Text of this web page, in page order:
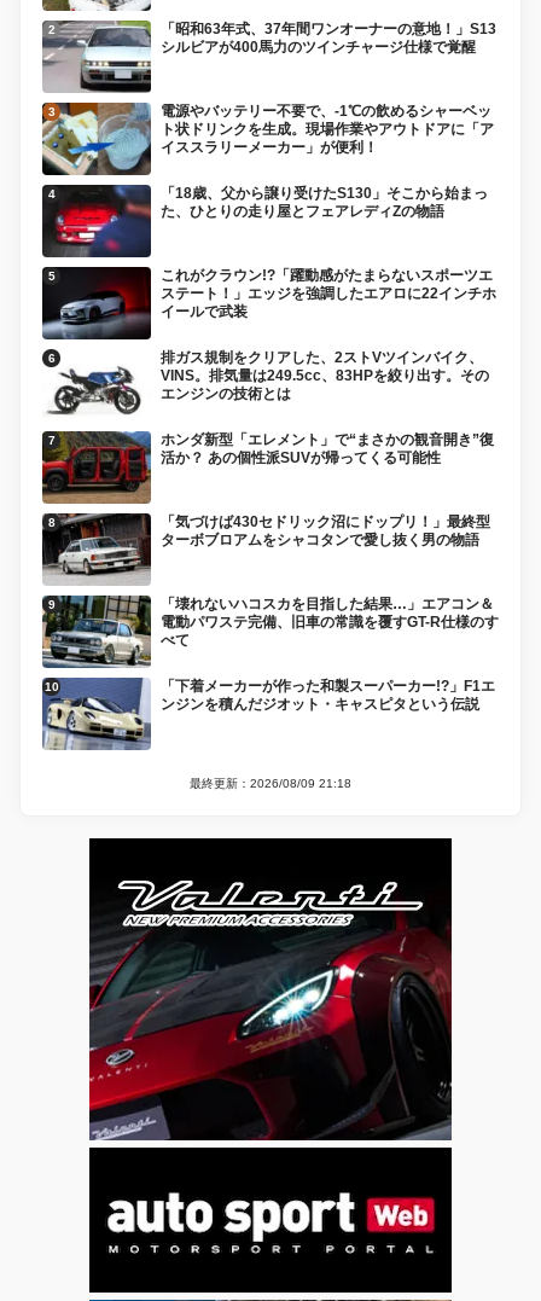
「昭和63年式、37年間ワンオーナーの意地！」S13
シルビアが400馬力のツインチャージ仕様で覚醒
電源やバッテリー不要で、-1℃の飲めるシャーベッ
ト状ドリンクを生成。現場作業やアウトドアに「ア
イススラリーメーカー」が便利！
「18歳、父から譲り受けたS130」そこから始まっ
た、ひとりの走り屋とフェアレディZの物語
これがクラウン!?「躍動感がたまらないスポーツエ
ステート！」エッジを強調したエアロに22インチホ
イールで武装
排ガス規制をクリアした、2ストVツインバイク、
VINS。排気量は249.5cc、83HPを絞り出す。その
エンジンの技術とは
ホンダ新型「エレメント」で“まさかの観音開き”復
活か？ あの個性派SUVが帰ってくる可能性
「気づけば430セドリック沼にドップリ！」最終型
ターボブロアムをシャコタンで愛し抜く男の物語
「壊れないハコスカを目指した結果…」エアコン＆
電動パワステ完備、旧車の常識を覆すGT-R仕様のす
べて
「下着メーカーが作った和製スーパーカー!?」F1エ
ンジンを積んだジオット・キャスピタという伝説
最終更新：2026/08/09 21:18